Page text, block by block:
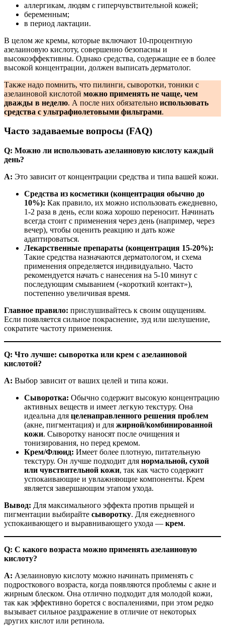
аллергикам, людям с гиперчувствительной кожей;
беременным;
в период лактации.
В целом же кремы, которые включают 10-процентную
азелаиновую кислоту, совершенно безопасны и
высокоэффективны. Однако средства, содержащие ее в более
высокой концентрации, должен выписать дерматолог.
Также надо помнить, что пилинги, сыворотки, тоники с
азелаиновой кислотой можно применять не чаще, чем
дважды в неделю. А после них обязательно использовать
средства с ультрафиолетовыми фильтрами.
Часто задаваемые вопросы (FAQ)
Q: Можно ли использовать азелаиновую кислоту каждый
день?
A: Это зависит от концентрации средства и типа вашей кожи.
Средства из косметики (концентрация обычно до
10%): Как правило, их можно использовать ежедневно,
1-2 раза в день, если кожа хорошо переносит. Начинать
всегда стоит с применения через день (например, через
вечер), чтобы оценить реакцию и дать коже
адаптироваться.
Лекарственные препараты (концентрация 15-20%):
Такие средства назначаются дерматологом, и схема
применения определяется индивидуально. Часто
рекомендуется начать с нанесения на 5-10 минут с
последующим смыванием («короткий контакт»),
постепенно увеличивая время.
Главное правило: прислушивайтесь к своим ощущениям.
Если появляется сильное покраснение, зуд или шелушение,
сократите частоту применения.
Q: Что лучше: сыворотка или крем с азелаиновой
кислотой?
A: Выбор зависит от ваших целей и типа кожи.
Сыворотка: Обычно содержит высокую концентрацию
активных веществ и имеет легкую текстуру. Она
идеальна для целенаправленного решения проблем
(акне, пигментация) и для жирной/комбинированной
кожи. Сыворотку наносят после очищения и
тонизирования, но перед кремом.
Крем/Флюид: Имеет более плотную, питательную
текстуру. Он лучше подходит для нормальной, сухой
или чувствительной кожи, так как часто содержит
успокаивающие и увлажняющие компоненты. Крем
является завершающим этапом ухода.
Вывод: Для максимального эффекта против прыщей и
пигментации выбирайте сыворотку. Для ежедневного
успокаивающего и выравнивающего ухода — крем.
Q: С какого возраста можно применять азелаиновую
кислоту?
A: Азелаиновую кислоту можно начинать применять с
подросткового возраста, когда появляются проблемы с акне и
жирным блеском. Она отлично подходит для молодой кожи,
так как эффективно борется с воспалениями, при этом редко
вызывает сильное раздражение в отличие от некоторых
других кислот или ретинола.